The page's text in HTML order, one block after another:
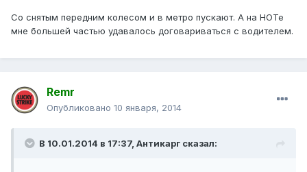
Со снятым передним колесом и в метро пускают. А на НОТе
мне большей частью удавалось договариваться с водителем.
Remr
Опубликовано 10 января, 2014
В 10.01.2014 в 17:37, Антикарг сказал: